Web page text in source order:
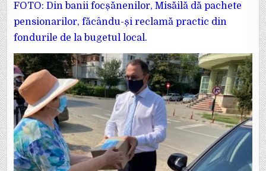
FOTO: Din banii focșănenilor, Misăilă dă pachete
pensionarilor, făcându-și reclamă practic din
fondurile de la bugetul local.